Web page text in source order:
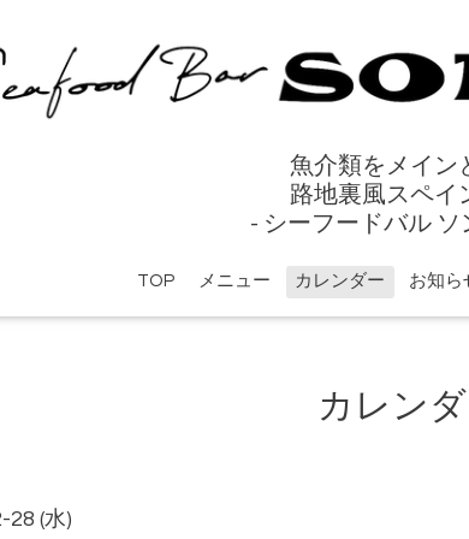
魚介類をメイン
路地裏風スペイ
- シーフードバル ソ
TOP メニュー カレンダー お知ら
カレン
28 (水)